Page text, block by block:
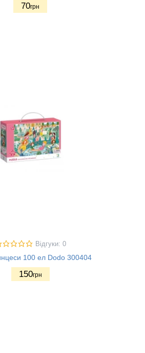
70грн
Відгуки: 0
100 ел Dodo 300404
150грн